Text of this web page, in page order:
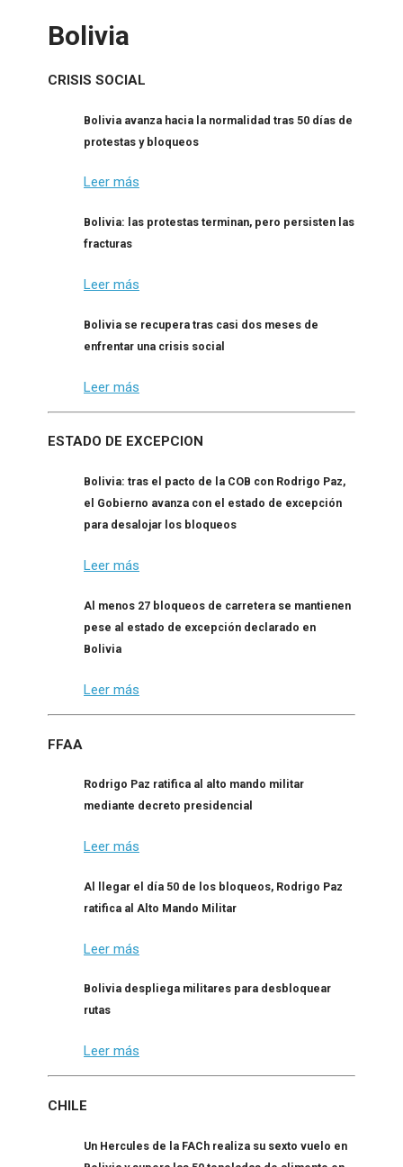
Bolivia
CRISIS SOCIAL
Bolivia avanza hacia la normalidad tras 50 días de
protestas y bloqueos
Leer más
Bolivia: las protestas terminan, pero persisten las
fracturas
Leer más
Bolivia se recupera tras casi dos meses de
enfrentar una crisis social
Leer más
ESTADO DE EXCEPCION
Bolivia: tras el pacto de la COB con Rodrigo Paz,
el Gobierno avanza con el estado de excepción
para desalojar los bloqueos
Leer más
Al menos 27 bloqueos de carretera se mantienen
pese al estado de excepción declarado en
Bolivia
Leer más
FFAA
Rodrigo Paz ratifica al alto mando militar
mediante decreto presidencial
Leer más
Al llegar el día 50 de los bloqueos, Rodrigo Paz
ratifica al Alto Mando Militar
Leer más
Bolivia despliega militares para desbloquear
rutas
Leer más
CHILE
Un Hercules de la FACh realiza su sexto vuelo en